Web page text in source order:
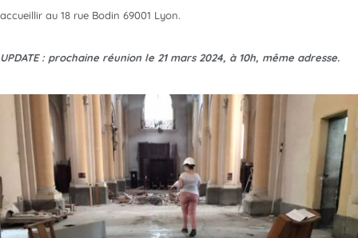
accueillir au 18 rue Bodin 69001 Lyon.
UPDATE : prochaine réunion le 21 mars 2024, à 10h, même adresse.